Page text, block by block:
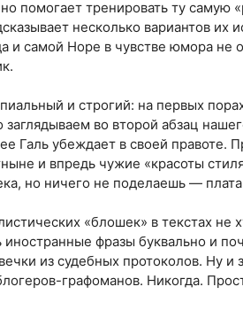
помогает тренировать ту самую
несколько вариантов их
самой Норе в чувстве юмора не
и строгий: на первых
во второй абзац
Галь убеждает в своей правоте.
и впредь чужие «красоты
но ничего не поделаешь — плата
«блошек» в текстах не
фразы буквально и
из судебных протоколов. Ну и
графоманов. Никогда.